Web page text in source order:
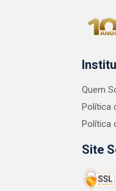
Quem
Política
Política
Site